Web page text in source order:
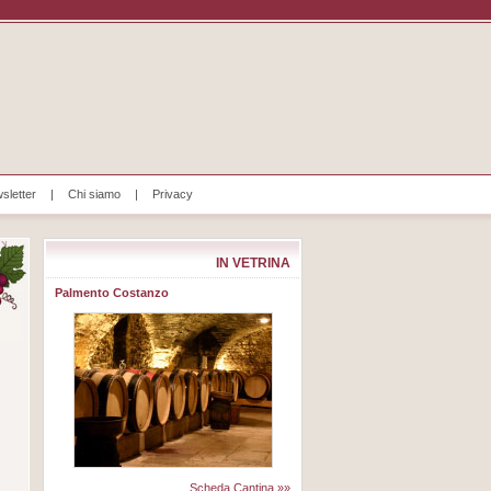
| Chi siamo | Privacy
IN VETRINA
Palmento Costanzo
Scheda Cantina »»